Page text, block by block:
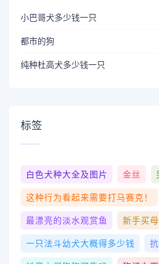
小巴哥犬多少钱一只
都市的狗
纯种杜高犬多少钱一只
标签
白色犬种大全及图片 金丝
这种行为看起来需要打马赛克！
最漂亮的淡水观赏鱼 新手买
一只法斗幼犬大概得多少钱